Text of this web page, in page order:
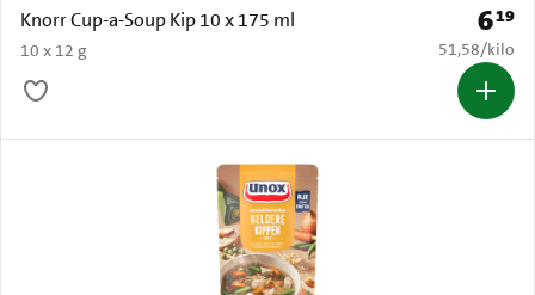
Knorr Cup-a-Soup Kip 10 x 175 ml
10 x 12 g
Prijs:
619
€ 51,58 per
51,58/kilo